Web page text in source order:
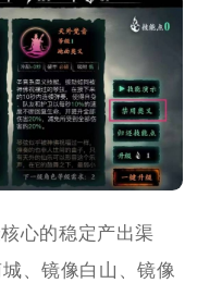
心的稳定产出渠
、镜像白山、镜像